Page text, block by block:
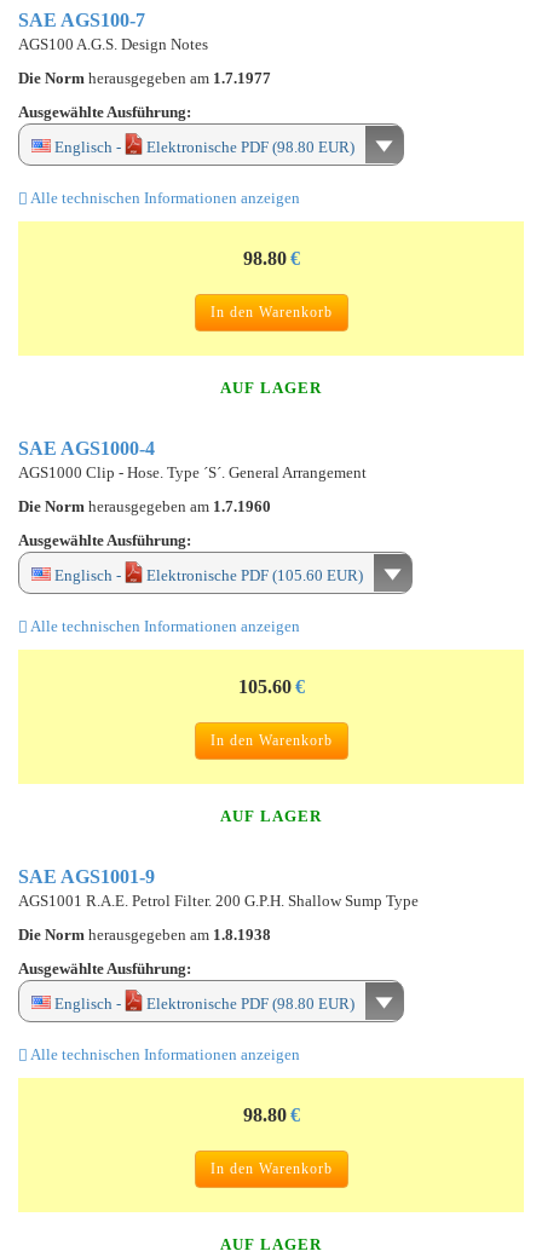
SAE AGS100-7
AGS100 A.G.S. Design Notes
Die Norm herausgegeben am 1.7.1977
Ausgewählte Ausführung:
Englisch -
Elektronische PDF (98.80 EUR)
Alle technischen Informationen anzeigen
98.80 €
In den Warenkorb
AUF LAGER
SAE AGS1000-4
AGS1000 Clip - Hose. Type ´S´. General Arrangement
Die Norm herausgegeben am 1.7.1960
Ausgewählte Ausführung:
Englisch -
Elektronische PDF (105.60 EUR)
Alle technischen Informationen anzeigen
105.60 €
In den Warenkorb
AUF LAGER
SAE AGS1001-9
AGS1001 R.A.E. Petrol Filter. 200 G.P.H. Shallow Sump Type
Die Norm herausgegeben am 1.8.1938
Ausgewählte Ausführung:
Englisch -
Elektronische PDF (98.80 EUR)
Alle technischen Informationen anzeigen
98.80 €
In den Warenkorb
AUF LAGER